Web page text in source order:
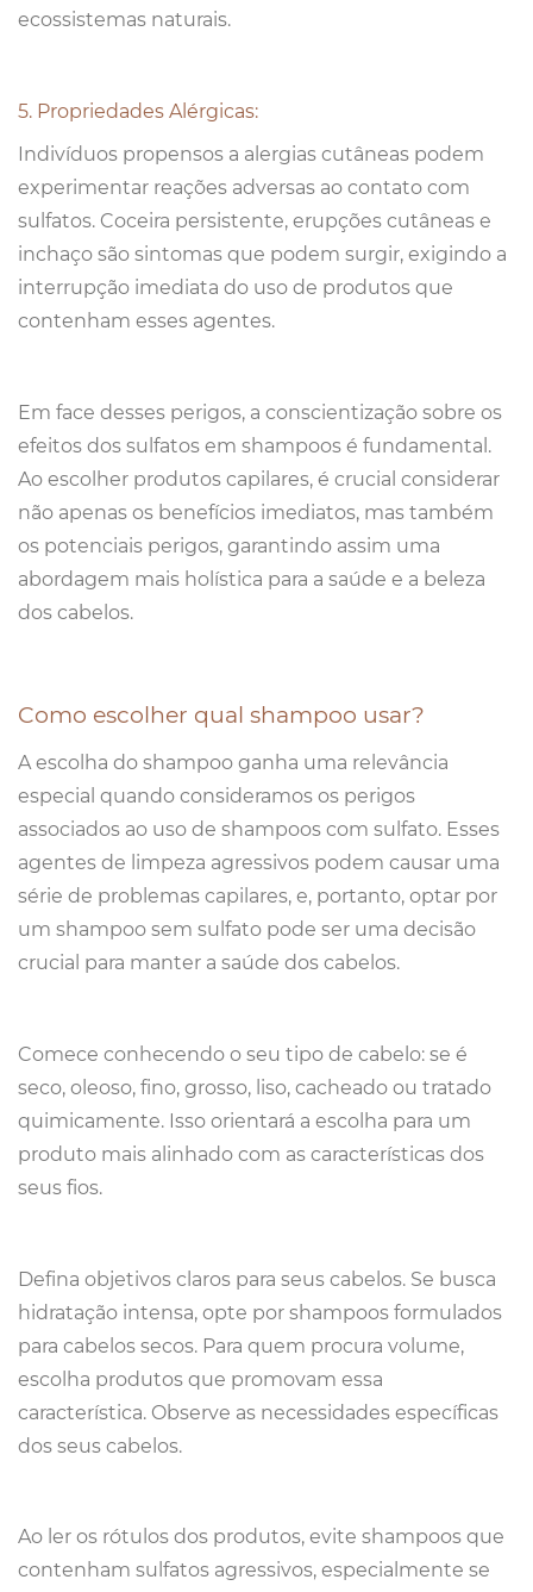
ecossistemas naturais.
5. Propriedades Alérgicas:
Indivíduos propensos a alergias cutâneas podem
experimentar reações adversas ao contato com
sulfatos. Coceira persistente, erupções cutâneas e
inchaço são sintomas que podem surgir, exigindo a
interrupção imediata do uso de produtos que
contenham esses agentes.
Em face desses perigos, a conscientização sobre os
efeitos dos sulfatos em shampoos é fundamental.
Ao escolher produtos capilares, é crucial considerar
não apenas os benefícios imediatos, mas também
os potenciais perigos, garantindo assim uma
abordagem mais holística para a saúde e a beleza
dos cabelos.
Como escolher qual shampoo usar?
A escolha do shampoo ganha uma relevância
especial quando consideramos os perigos
associados ao uso de shampoos com sulfato. Esses
agentes de limpeza agressivos podem causar uma
série de problemas capilares, e, portanto, optar por
um shampoo sem sulfato pode ser uma decisão
crucial para manter a saúde dos cabelos.
Comece conhecendo o seu tipo de cabelo: se é
seco, oleoso, fino, grosso, liso, cacheado ou tratado
quimicamente. Isso orientará a escolha para um
produto mais alinhado com as características dos
seus fios.
Defina objetivos claros para seus cabelos. Se busca
hidratação intensa, opte por shampoos formulados
para cabelos secos. Para quem procura volume,
escolha produtos que promovam essa
característica. Observe as necessidades específicas
dos seus cabelos.
Ao ler os rótulos dos produtos, evite shampoos que
contenham sulfatos agressivos, especialmente se